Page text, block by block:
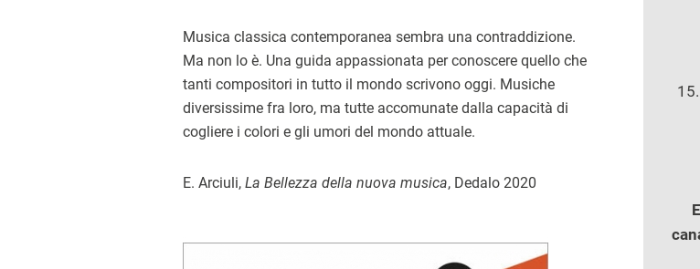
Musica classica contemporanea sembra una contraddizione.
Ma non lo è. Una guida appassionata per conoscere quello che
tanti compositori in tutto il mondo scrivono oggi. Musiche
diversissime fra loro, ma tutte accomunate dalla capacità di
cogliere i colori e gli umori del mondo attuale.
E. Arciuli, La Bellezza della nuova musica, Dedalo 2020